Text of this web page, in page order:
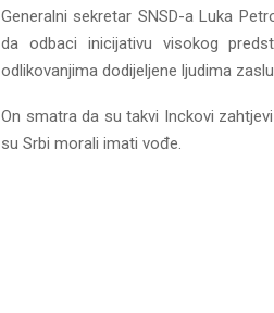
Generalni sekretar SNSD-a Luka
da odbaci inicijativu visokog
odlikovanjima dodijeljene ljudima
On smatra da su takvi Inckovi
su Srbi morali imati vođe.